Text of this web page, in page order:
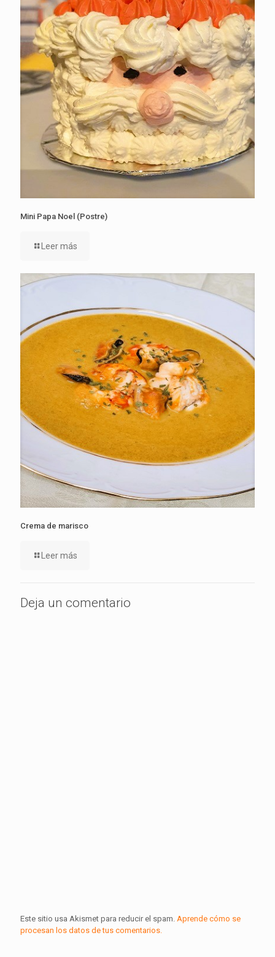
Mini Papa Noel (Postre)
Leer más
Crema de marisco
Leer más
Deja un comentario
Este sitio usa Akismet para reducir el spam. Aprende cómo se
procesan los datos de tus comentarios.